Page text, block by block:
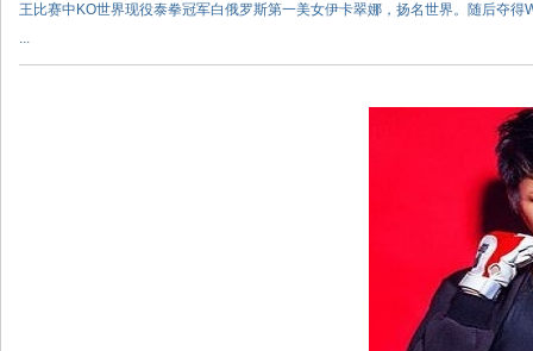
王比赛中KO世界现役泰拳冠军白俄罗斯第一美女伊卡翠娜，扬名世界。随后夺
...